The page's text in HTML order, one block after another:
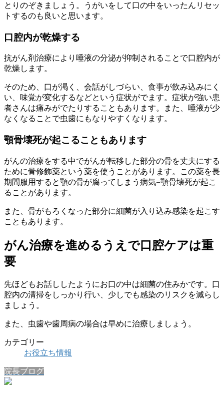
とりのぞきましょう。うがいをして口の中をいったんリセッ
トするのも良いと思います。
口腔内が乾燥する
抗がん剤治療により唾液の分泌が抑制されることで口腔内が
乾燥します。
そのため、口が渇く、会話がしづらい、食事が飲み込みにく
い、味覚が変化するなどという症状がでます。症状が強い患
者さんは痛みがでたりすることもあります。また、唾液が少
なくなることで虫歯にもなりやすくなります。
顎骨壊死が起こることもあります
がんの治療をする中でがんが転移した部分の骨を丈夫にする
ために骨修飾薬という薬を使うことがあります。この薬を長
期間服用すると顎の骨が腐ってしまう病気=顎骨壊死が起こ
ることがあります。
また、骨がもろくなった部分に細菌が入り込み感染を起こす
こともあります。
がん治療を進めるうえで口腔ケアは重
要
先ほどもお話ししたようにお口の中は細菌の住みかです。口
腔内の清掃をしっかり行い、少しでも感染のリスクを減らし
ましょう。
また、虫歯や歯周病の場合は早めに治療しましょう。
カテゴリー
お役立ち情報
院長ブログ